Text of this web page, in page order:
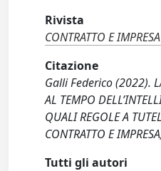
Rivista
CONTRATTO E IMPRESA
Citazione
Galli Federico (2022).
AL TEMPO
QUALI REGOLE A
CONTRATTO E
Tutti gli autori